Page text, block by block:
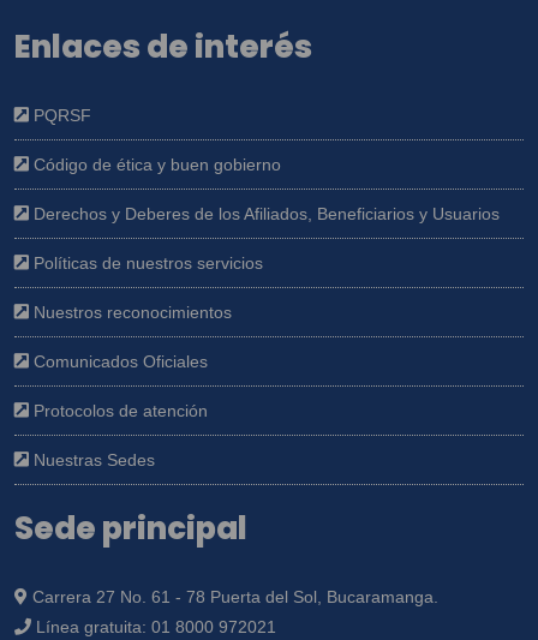
Enlaces de interés
PQRSF
Código de ética y buen gobierno
Derechos y Deberes de los Afiliados, Beneficiarios y Usuarios
Políticas de nuestros servicios
Nuestros reconocimientos
Comunicados Oficiales
Protocolos de atención
Nuestras Sedes
Sede principal
Carrera 27 No. 61 - 78 Puerta del Sol, Bucaramanga.
Línea gratuita: 01 8000 972021